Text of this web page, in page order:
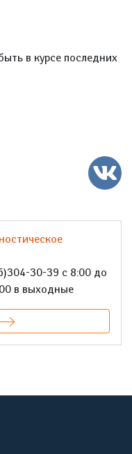
в курсе последних
30-39 с 8:00 до
в выходные